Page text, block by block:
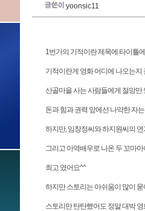
yoonsic11
1번가의 기적이란 제목에 타이틀
기적이란게 영화 어디에 나오는지
산골마을 사는 사람들에게 절망만
돈과 힘과 권력 앞에선 나약한 자
하지만, 임창정씨와 하지원씨의
그리고 아역배우로 나온 두 꼬마
최고 였어요^^
하지만 스토리는 아쉬움이 많이
스토리만 탄탄했어도 정말 대박 영